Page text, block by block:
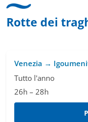
Rotte dei
Venezia →
Tutto l'anno
26h – 28h